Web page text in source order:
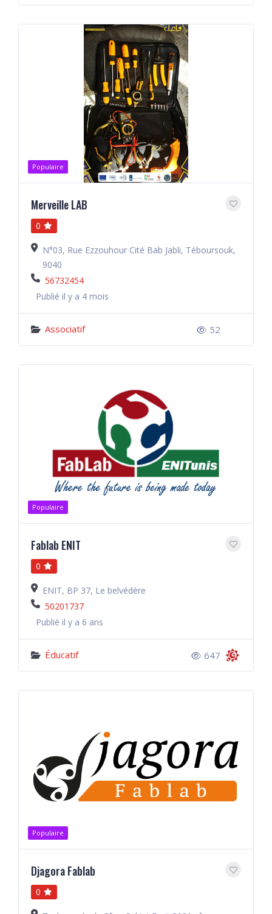
Populaire
Merveille LAB
0
N°03, Rue Ezzouhour Cité Bab Jabli, Téboursouk,
9040
56732454
Publié il y a 4 mois
Associatif 52
Populaire
Fablab ENIT
0
ENIT, BP 37, Le belvédère
50201737
Publié il y a 6 ans
Éducatif 647
Populaire
Djagora Fablab
0